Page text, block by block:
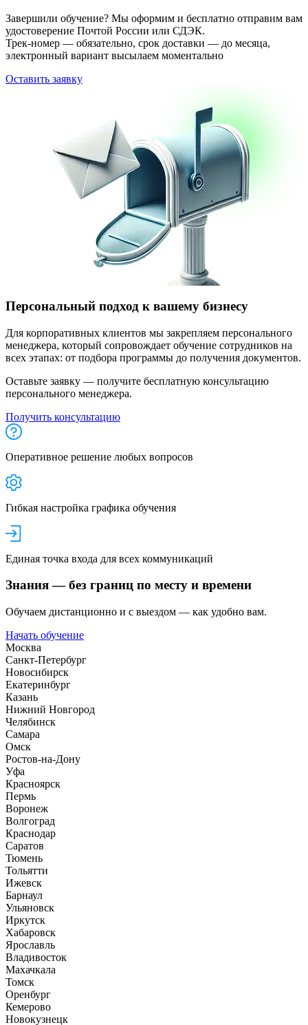
Завершили обучение? Мы оформим и бесплатно отправим вам
удостоверение Почтой России или СДЭК.
Трек-номер — обязательно, срок доставки — до месяца,
электронный вариант высылаем моментально
Оставить заявку
Персональный подход к вашему бизнесу
Для корпоративных клиентов мы закрепляем персонального
менеджера, который сопровождает обучение сотрудников на
всех этапах: от подбора программы до получения документов.
Оставьте заявку — получите бесплатную консультацию
персонального менеджера.
Получить консультацию
Оперативное решение любых вопросов
Гибкая настройка графика обучения
Единая точка входа для всех коммуникаций
Знания — без границ по месту и времени
Обучаем дистанционно и с выездом — как удобно вам.
Начать обучение
Москва
Санкт-Петербург
Новосибирск
Екатеринбург
Казань
Нижний Новгород
Челябинск
Самара
Омск
Ростов-на-Дону
Уфа
Красноярск
Пермь
Воронеж
Волгоград
Краснодар
Саратов
Тюмень
Тольятти
Ижевск
Барнаул
Ульяновск
Иркутск
Хабаровск
Ярославль
Владивосток
Махачкала
Томск
Оренбург
Кемерово
Новокузнецк